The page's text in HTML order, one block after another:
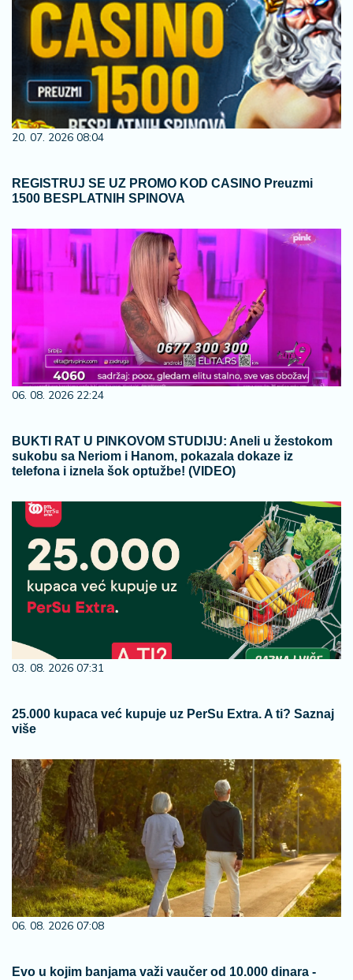
20. 07. 2026 08:04
REGISTRUJ SE UZ PROMO KOD CASINO Preuzmi
1500 BESPLATNIH SPINOVA
06. 08. 2026 22:24
BUKTI RAT U PINKOVOM STUDIJU: Aneli u žestokom
sukobu sa Neriom i Hanom, pokazala dokaze iz
telefona i iznela šok optužbe! (VIDEO)
03. 08. 2026 07:31
25.000 kupaca već kupuje uz PerSu Extra. A ti? Saznaj
više
06. 08. 2026 07:08
Evo u kojim banjama važi vaučer od 10.000 dinara -